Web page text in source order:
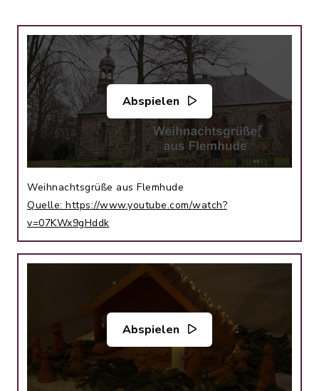
Abspielen
Weihnachtsgrüße aus Flemhude
Quelle: https://www.youtube.com/watch?
v=07KWx9gHddk
Abspielen